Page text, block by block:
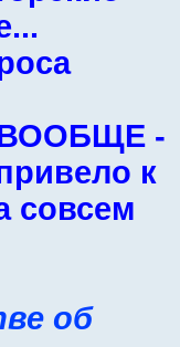
ВООБЩЕ -
к
совсем
об